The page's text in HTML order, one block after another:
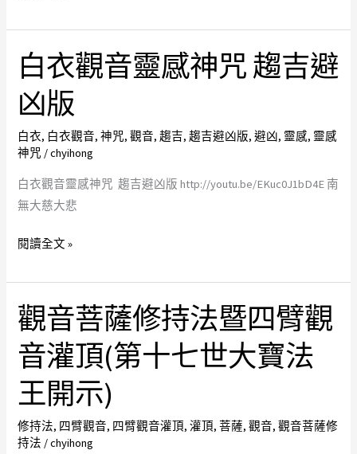
雕
非
電
腦
刻
的
上
念
念
觀
音
的
觀
音
師
傅
手
工
雕
刻
電
台
灣
寺
廟
宇
古
蹟
白衣觀音靈感神咒 趨吉避
凶版
白衣, 白衣觀音,神咒,觀音,趨吉,趨吉避凶版,避凶, 靈感, 靈感
神咒 /chyihong
白衣觀音靈感神咒 趨吉避凶版 http://youtu.be/EKuc0J1bD4E 南
無大慈大悲
白
衣
觀
靈
神
咒
吉
版
閱讀全文 »
觀音菩薩修持法暨四臂觀
音灌頂(第十七世大寶法
王開示)
修持法, 四臂觀音, 四臂觀音灌頂,灌頂,菩薩,觀音,觀音菩薩修
持法 /chyihong
觀
音
菩
修
持
法